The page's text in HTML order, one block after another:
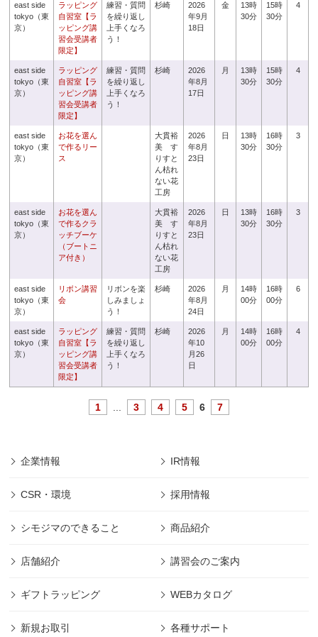
east side
tokyo（東
京）
ラッピング
自習室【ラ
ッピング講
習会受講者
限定】
練習・質問
を繰り返し
上手くなろ
う！
杉崎
2026
年9月
18日
金
13時
30分
15時
30分
4
east side
tokyo（東
京）
ラッピング
自習室【ラ
ッピング講
習会受講者
限定】
練習・質問
を繰り返し
上手くなろ
う！
杉崎
2026
年8月
17日
月
13時
30分
15時
30分
4
east side
tokyo（東
京）
お花を選ん
で作るリー
ス
大貫裕
美 す
りすと
ん枯れ
ない花
工房
2026
年8月
23日
日
13時
30分
16時
30分
3
east side
tokyo（東
京）
お花を選ん
で作るクラ
ッチブーケ
（ブートニ
ア付き）
大貫裕
美 す
りすと
ん枯れ
ない花
工房
2026
年8月
23日
日
13時
30分
16時
30分
3
east side
tokyo（東
京）
リボン講習
会
リボンを楽
しみましょ
う！
杉崎
2026
年8月
24日
月
14時
00分
16時
00分
6
east side
tokyo（東
京）
ラッピング
自習室【ラ
ッピング講
習会受講者
限定】
練習・質問
を繰り返し
上手くなろ
う！
杉崎
2026
年10
月26
日
月
14時
00分
16時
00分
4
1 3 4 5 6 7
企業情報 IR情報
CSR・環境 採用情報
シモジマのできること 商品紹介
店舗紹介 講習会のご案内
ギフトラッピング WEBカタログ
新規お取引 各種サポート